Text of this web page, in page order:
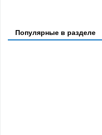
Популярные в разделе